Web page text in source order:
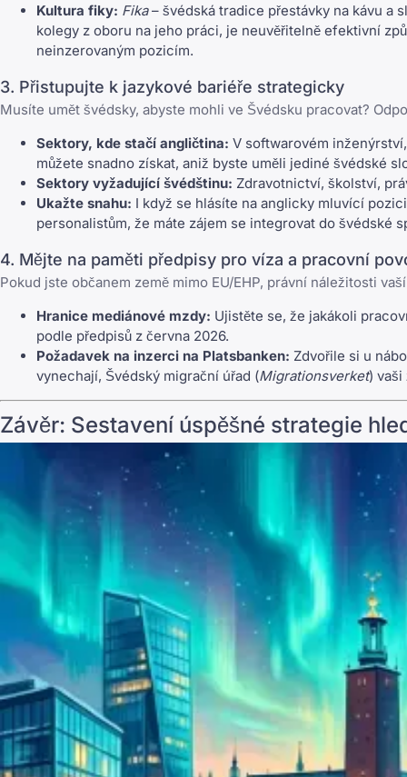
Kultura fiky: Fika– švédská tradice přestávky na kávu a
kolegy z oboru na jeho práci, je neuvěřitelně efektivní
neinzerovaným pozicím.
3. Přistupujte k jazykové bariéře strategicky
Musíte umět švédsky, abyste mohli ve Švédsku pracovat?
Sektory, kde stačí angličtina: V softwarovém
můžete snadno získat, aniž byste uměli jediné švédské
Sektory vyžadující švédštinu: Zdravotnictví, školství,
Ukažte snahu: I když se hlásíte na anglicky mluvící
personalistům, že máte zájem se integrovat do švédské
4. Mějte na paměti předpisy pro víza a pracovní
Pokud jste občanem země mimo EU/EHP, právní náležitosti
Hranice mediánové mzdy: Ujistěte se, že jakákoli
podle předpisů z června 2026.
Požadavek na inzerci na Platsbanken: Zdvořile si u
vynechají, Švédský migrační úřad (Migrationsverket) vaši
Závěr: Sestavení úspěšné strategie